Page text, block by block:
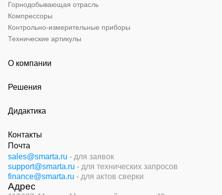
Горнодобывающая отрасль
Компрессоры
Контрольно-измерительные приборы
Технические артикулы
О компании
Решения
Дидактика
Контакты
Почта
sales@smarta.ru - для заявок
support@smarta.ru - для технических запросов
finance@smarta.ru - для актов сверки
Адрес